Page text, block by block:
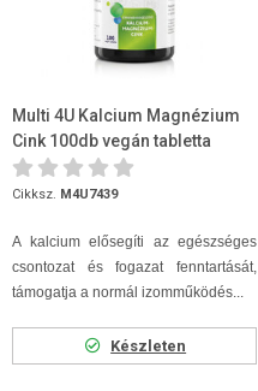
Multi 4U Kalcium Magnézium
Cink 100db vegán tabletta
Cikksz. M4U7439
A kalcium elősegíti az egészséges
csontozat és fogazat fenntartását,
támogatja a normál izomműködés...
Készleten